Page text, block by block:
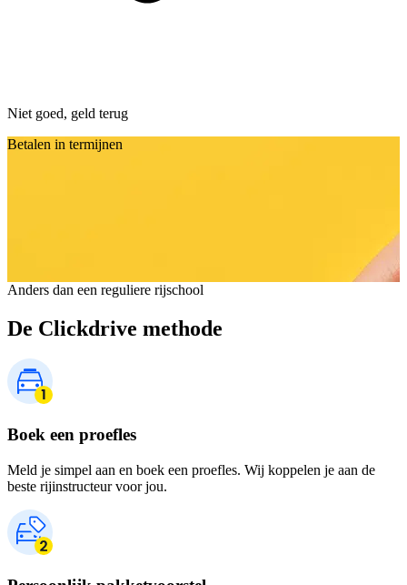
Niet goed, geld terug
Betalen in termijnen
Anders dan een reguliere rijschool
De Clickdrive methode
Boek een proefles
Meld je simpel aan en boek een proefles. Wij koppelen je aan de
beste rijinstructeur voor jou.